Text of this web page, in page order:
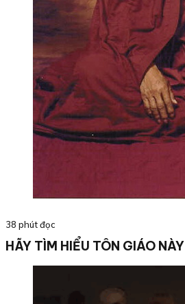
38 phút đọc
HÃY TÌM HIỂU TÔN GIÁO NÀY